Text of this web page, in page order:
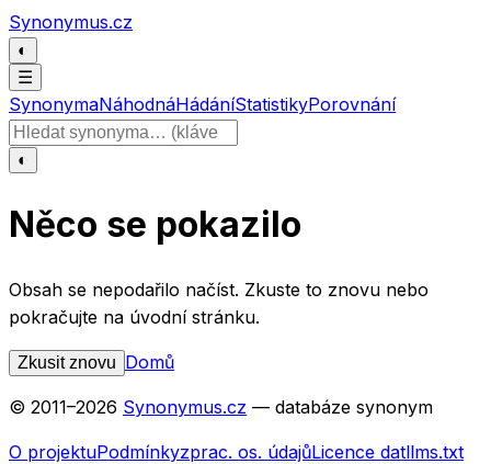
Přeskočit na obsah
Synonymus.cz
◐
☰
SynonymaNáhodnáHádáníStatistikyPorovnání
Hledat slovo
◐
Něco se pokazilo
Obsah se nepodařilo načíst. Zkuste to znovu nebo
pokračujte na úvodní stránku.
Zkusit znovu Domů
© 2011–2026 Synonymus.cz — databáze synonym
O projektuPodmínkyzprac. os. údajůLicence datllms.txt